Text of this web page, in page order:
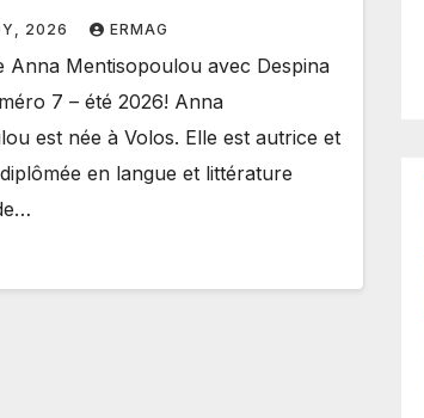
| Des histoires pour
de demain
2026 ERMAG
Anna Mentisopoulou avec Despina
7 – été 2026! Anna
est née à Volos. Elle est autrice et
en langue et littérature